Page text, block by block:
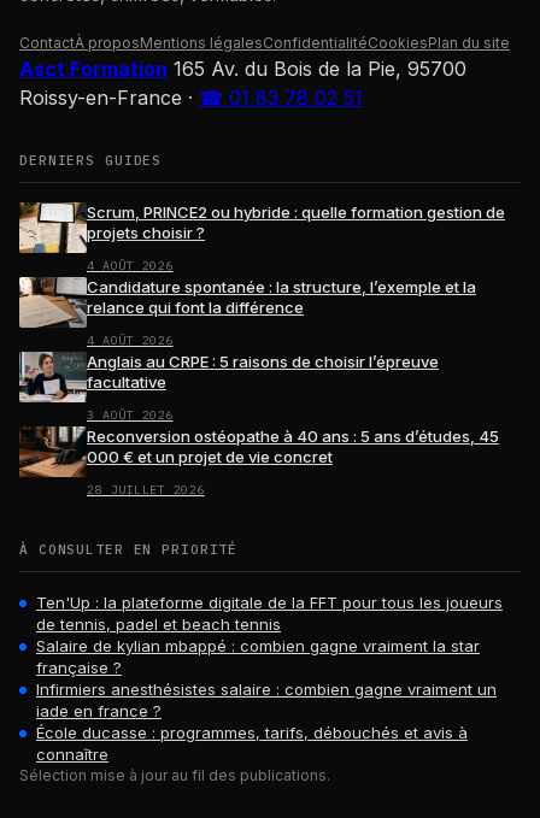
ContactÀ proposMentions légalesConfidentialitéCookiesPlan du site
Asct Formation 165 Av. du Bois de la Pie, 95700
Roissy-en-France · ☎ 01 83 78 02 51
DERNIERS GUIDES
Scrum, PRINCE2 ou hybride : quelle formation gestion de
projets choisir ?
4 AOÛT 2026
Candidature spontanée : la structure, l’exemple et la
relance qui font la différence
4 AOÛT 2026
Anglais au CRPE : 5 raisons de choisir l’épreuve
facultative
3 AOÛT 2026
Reconversion ostéopathe à 40 ans : 5 ans d’études, 45
000 € et un projet de vie concret
28 JUILLET 2026
À CONSULTER EN PRIORITÉ
Ten'Up : la plateforme digitale de la FFT pour tous les joueurs
de tennis, padel et beach tennis
Salaire de kylian mbappé : combien gagne vraiment la star
française ?
Infirmiers anesthésistes salaire : combien gagne vraiment un
iade en france ?
École ducasse : programmes, tarifs, débouchés et avis à
connaître
Sélection mise à jour au fil des publications.